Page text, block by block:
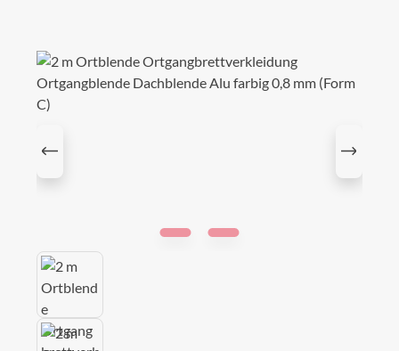
Bildergalerie überspringen